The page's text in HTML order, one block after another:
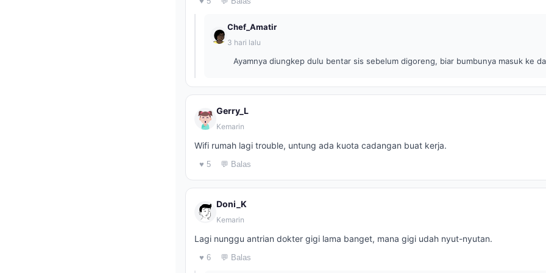
Chef_Amatir
3 hari lalu
Ayamnya diungkep dulu bentar sis sebelum digoreng, biar bumbunya masuk ke
Gerry_L
Kemarin
Wifi rumah lagi trouble, untung ada kuota cadangan buat kerja.
♥ 5 💬 Balas
Doni_K
Kemarin
Lagi nunggu antrian dokter gigi lama banget, mana gigi udah nyut-nyutan.
♥ 6 💬 Balas